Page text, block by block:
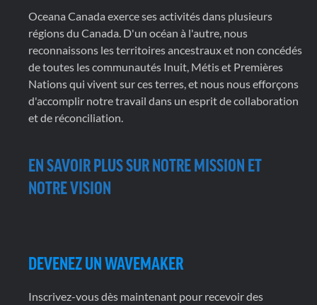
Oceana Canada exerce ses activités dans plusieurs
régions du Canada. D'un océan à l'autre, nous
reconnaissons les territoires ancestraux et non concédés
de toutes les communautés Inuit, Métis et Premières
Nations qui vivent sur ces terres, et nous nous efforçons
d'accomplir notre travail dans un esprit de collaboration
et de réconciliation.
EN SAVOIR PLUS SUR NOTRE MISSION ET
NOTRE VISION
DEVENEZ UN WAVEMAKER
Inscrivez-vous dès maintenant pour recevoir des